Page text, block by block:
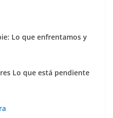
Lo que enfrentamos y
Lo que está pendiente